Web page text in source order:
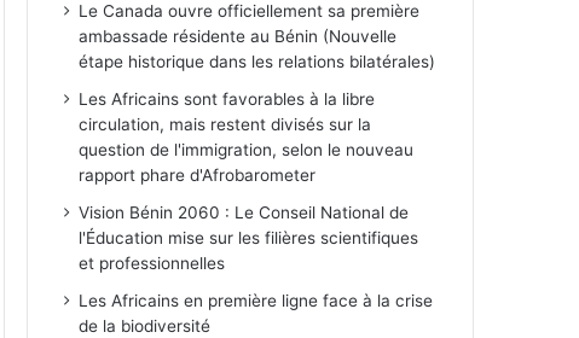
Le Canada ouvre officiellement sa première
ambassade résidente au Bénin (Nouvelle
étape historique dans les relations bilatérales)
Les Africains sont favorables à la libre
circulation, mais restent divisés sur la
question de l'immigration, selon le nouveau
rapport phare d'Afrobarometer
Vision Bénin 2060 : Le Conseil National de
l'Éducation mise sur les filières scientifiques
et professionnelles
Les Africains en première ligne face à la crise
de la biodiversité